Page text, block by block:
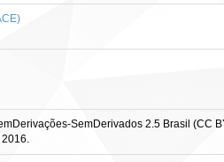
SemDerivados 2.5 Brasil (CC
2016.